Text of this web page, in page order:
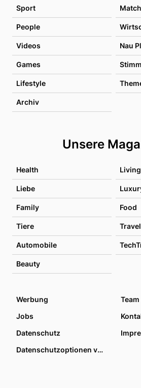
Sport
People
Videos Nau
Games
Lifestyle
Archiv
Unsere
Health Living
Liebe
Family Food
Tiere Travel
Automobile
Beauty
Werbung
Team
Jobs
Datenschutz
Datenschutzoptionen verwalten